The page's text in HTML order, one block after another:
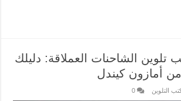
تلوين الشاحنات العملاقة: دليلك
أمازون كيندل
التلوين 0